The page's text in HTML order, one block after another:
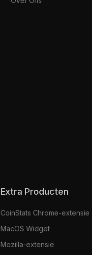
Extra Producten
CoinStats Chrome-extensie
MacOS Widget
Mozilla-extensie